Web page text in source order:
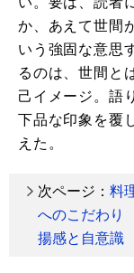
か、あえて世間
いう強固な意思
るのは、世間と
己イメージ。語
下品な印象を覆
えた。
次ページ： 料
へのこだわり
揚感と自意識